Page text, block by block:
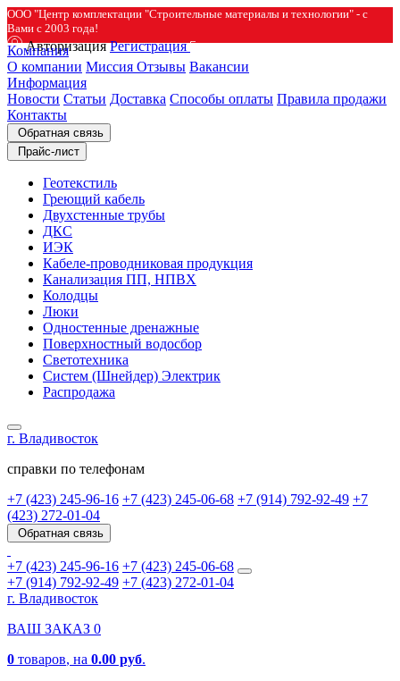
ООО "Центр комплектации "Строительные материалы и технологии" - с
Вами с 2003 года!
Авторизация Регистрация
Компания
О компании Миссия Отзывы Вакансии
Информация
Новости Статьи Доставка Способы оплаты Правила продажи
Контакты
Обратная связь
Прайс-лист
Геотекстиль
Греющий кабель
Двухстенные трубы
ДКС
ИЭК
Кабеле-проводниковая продукция
Канализация ПП, НПВХ
Колодцы
Люки
Одностенные дренажные
Поверхностный водосбор
Светотехника
Систем (Шнейдер) Электрик
Распродажа
г. Владивосток
справки по телефонам
+7 (423) 245-96-16 +7 (423) 245-06-68 +7 (914) 792-92-49 +7
(423) 272-01-04
Обратная связь
+7 (423) 245-96-16 +7 (423) 245-06-68
+7 (914) 792-92-49 +7 (423) 272-01-04
г. Владивосток
ВАШ ЗАКАЗ 0
0 товаров, на 0.00 руб.